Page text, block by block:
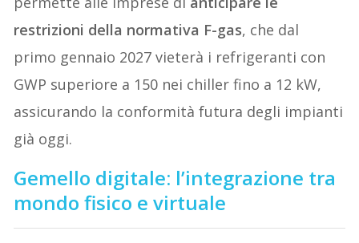
restrizioni della normativa F-gas, che dal
primo gennaio 2027 vieterà i refrigeranti con
GWP superiore a 150 nei chiller fino a 12 kW,
assicurando la conformità futura degli impianti
già oggi.
Gemello digitale: l’integrazione tra
mondo fisico e virtuale